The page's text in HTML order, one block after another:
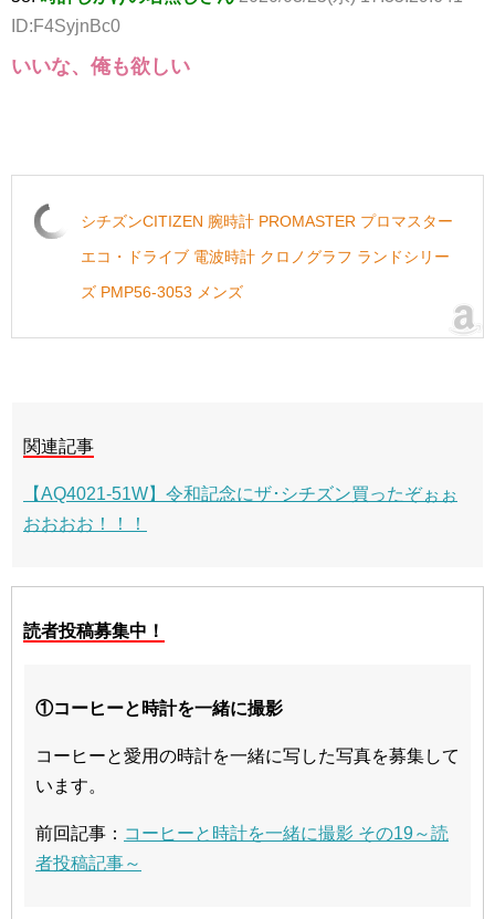
ID:F4SyjnBc0
いいな、俺も欲しい
シチズンCITIZEN 腕時計 PROMASTER プロマスター
エコ・ドライブ 電波時計 クロノグラフ ランドシリー
ズ PMP56-3053 メンズ
関連記事
【AQ4021-51W】令和記念にザ･シチズン買ったぞぉぉ
おおおお！！！
読者投稿募集中！
①コーヒーと時計を一緒に撮影
コーヒーと愛用の時計を一緒に写した写真を募集して
います。
前回記事： コーヒーと時計を一緒に撮影 その19～読
者投稿記事～